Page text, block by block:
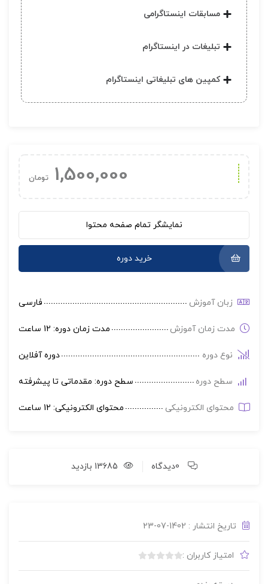
مسابقات اینستاگرامی
تبلیغات در اینستاگرام
کمپین های تبلیغاتی اینستاگرام
1,500,000 تومان
نمایشگر تمام صفحه محتوا
خرید دوره
زبان آموزش فارسی
مدت زمان آموزش مدت زمان دوره: 12 ساعت
نوع دوره دوره آفلاین
سطح دوره سطح دوره: مقدماتی تا پیشرفته
محتوای الکترونیکی محتوای الکترونیکی: 12 ساعت
0دیدگاه 13685 بازدید
تاریخ انتشار : 1402-07-23
امتیاز کاربران :